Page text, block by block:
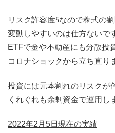
リスク許容度5なので株式の割
変動しやすいのは仕方ないで
ETFで金や不動産にも分散投
コロナショックから立ち直り
投資には元本割れのリスクが
くれぐれも余剰資金で運用し
2022年2月5日現在の実績